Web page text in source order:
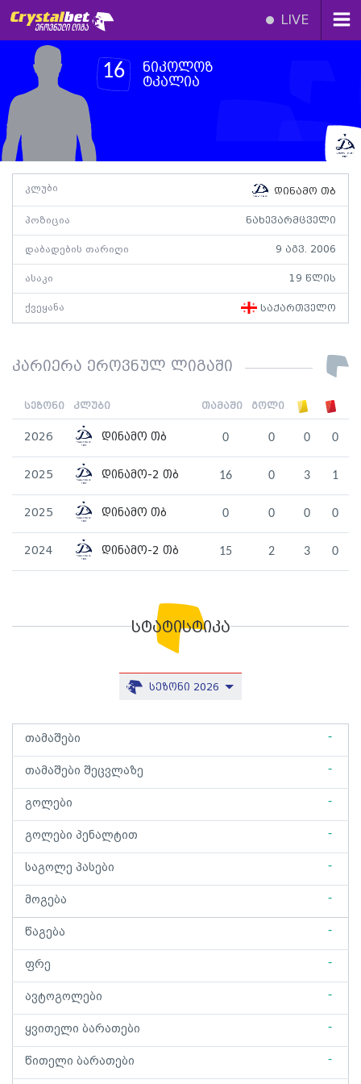
LIVE
16
ნიკოლოზ
ტკალია
კლუბი დინამო თბ
პოზიცია ნახევარმცველი
დაბადების თარიღი 9 აგვ. 2006
ასაკი 19 წლის
ქვეყანა საქართველო
კარიერა ეროვნულ ლიგაში
სეზონი კლუბი თამაში გოლი
2026 დინამო თბ 0 0 0 0
2025 დინამო-2 თბ 16 0 3 1
2025 დინამო თბ 0 0 0 0
2024 დინამო-2 თბ 15 2 3 0
სტატისტიკა
სეზონი 2026
თამაშები -
თამაშები შეცვლაზე -
გოლები -
გოლები პენალტით -
საგოლე პასები -
მოგება -
წაგება -
ფრე -
ავტოგოლები -
ყვითელი ბარათები -
წითელი ბარათები -